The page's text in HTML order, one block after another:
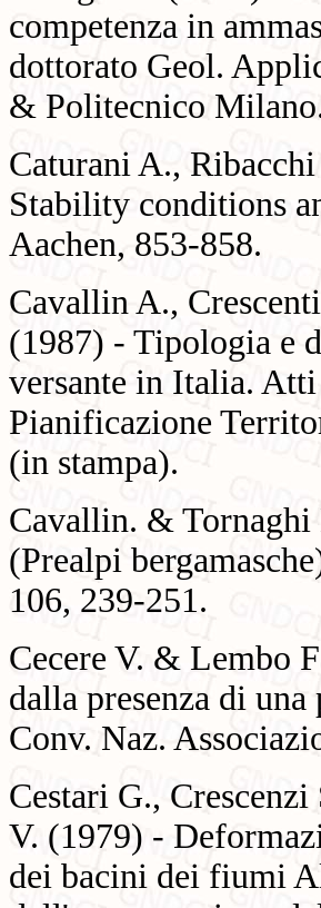
competenza in
dottorato Geol.
& Politecnico
Caturani A.,
Stability conditions
Aachen, 853-858.
Cavallin A.,
(1987) - Tipologia e
versante in Italia.
Pianificazione
(in stampa).
Cavallin. &
(Prealpi
106, 239-251.
Cecere V. & Lembo
dalla presenza di
Conv. Naz.
Cestari G.,
V. (1979) -
dei bacini dei fiumi